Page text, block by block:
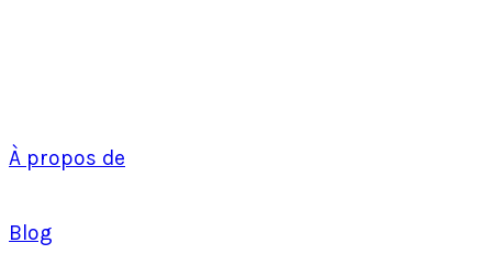
À propos de
Blog